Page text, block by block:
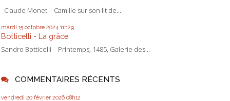
Claude Monet – Camille sur son lit de...
mardi 15 octobre 2024 11h29
Botticelli - La grâce
Sandro Botticelli – Printemps, 1485, Galerie des...
COMMENTAIRES RÉCENTS
vendredi 20 février 2026 08h12